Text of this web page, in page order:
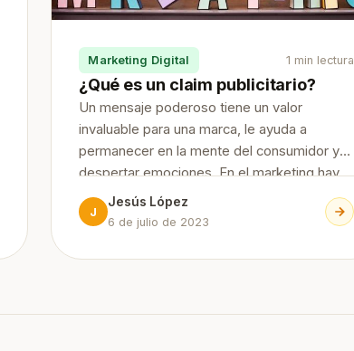
Marketing Digital 1 min lectura
¿Qué es un claim publicitario?
Un mensaje poderoso tiene un valor
invaluable para una marca, le ayuda a
permanecer en la mente del consumidor y
despertar emociones. En el marketing hay
diversas herramientas a través de las cuales
permiten enviar ese mensaje y hoy
J
Jesús López
6 de julio de 2023